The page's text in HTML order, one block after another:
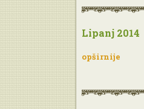
Lipanj 2014
opširnije